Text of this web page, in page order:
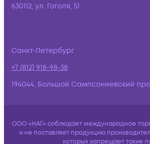
630112, ул. Гоголя, 51
Санкт-Петербург
+7 (812) 918-98-38
194044, Большой Сампсониевский
ООО «НАГ» соблюдает международное
и не поставляет продукцию
которых запрещает такие